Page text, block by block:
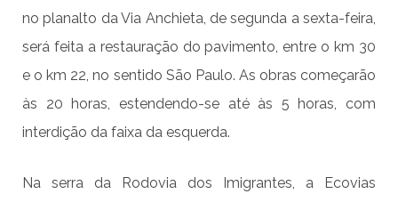
no planalto da Via Anchieta, de segunda a sexta-feira,
será feita a restauração do pavimento, entre o km 30
e o km 22, no sentido São Paulo. As obras começarão
às 20 horas, estendendo-se até às 5 horas, com
interdição da faixa da esquerda.
Na serra da Rodovia dos Imigrantes, a Ecovias